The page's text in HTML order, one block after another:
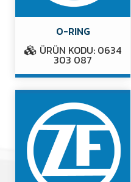
O-RING
ÜRÜN KODU: 0634
303 087